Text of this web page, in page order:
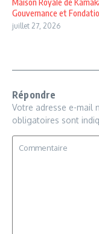
Maison Royale de
Gouvernance et
juillet 27, 2026
Répondre
Votre adresse e-mail
obligatoires sont